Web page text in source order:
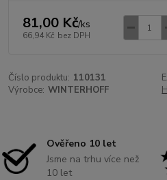
81,00 Kč/ks
66,94 Kč bez DPH
Číslo produktu: 110131
Výrobce: WINTERHOFF
Ověřeno 10 let
Jsme na trhu více než
10 let